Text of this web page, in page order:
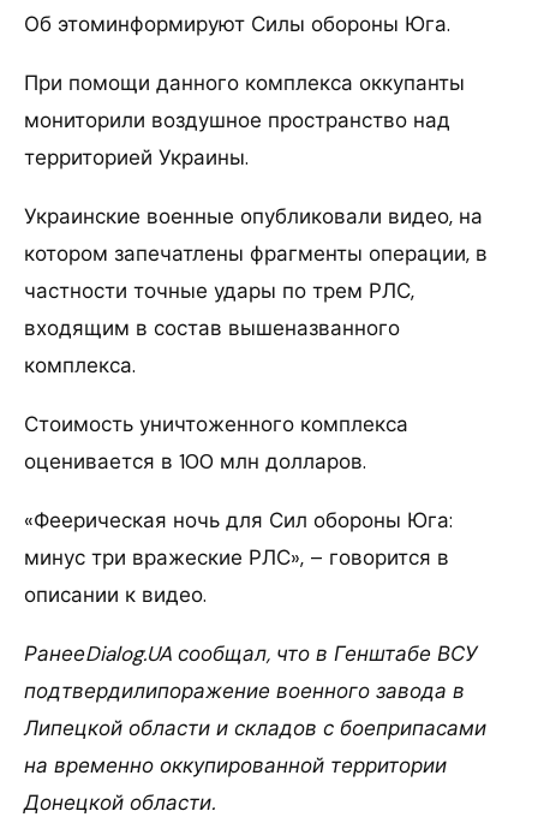
Об этоминформируют Силы обороны Юга.
При помощи данного комплекса оккупанты
мониторили воздушное пространство над
территорией Украины.
Украинские военные опубликовали видео, на
котором запечатлены фрагменты операции, в
частности точные удары по трем РЛС,
входящим в состав вышеназванного
комплекса.
Стоимость уничтоженного комплекса
оценивается в 100 млн долларов.
«Феерическая ночь для Сил обороны Юга:
минус три вражеские РЛС», – говорится в
описании к видео.
РанееDialog.UA сообщал, что в Генштабе ВСУ
подтвердилипоражение военного завода в
Липецкой области и складов с боеприпасами
на временно оккупированной территории
Донецкой области.